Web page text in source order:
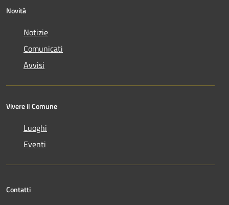
Novità
Notizie
Comunicati
Avvisi
Vivere il Comune
Luoghi
Eventi
Contatti